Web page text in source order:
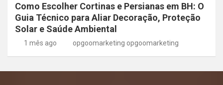
Como Escolher Cortinas e Persianas em BH: O
Guia Técnico para Aliar Decoração, Proteção
Solar e Saúde Ambiental
1 mês ago opgoomarketing opgoomarketing